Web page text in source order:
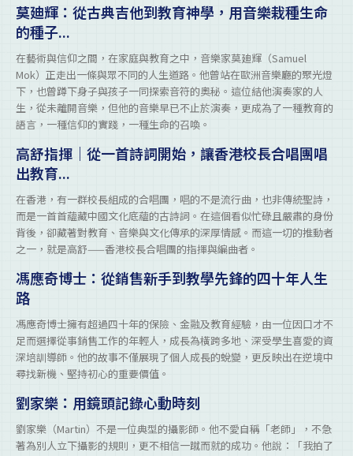
莫廸輝：從古典吉他到教育神學，用音樂栽種生命
的種子...
在藝術與信仰之間，在家庭與教育之中，音樂家莫廸輝（Samuel
Mok）正走出一條與眾不同的人生道路。他曾站在歐洲音樂廳的聚光燈
下，也曾蹲下身子與孩子一同探索音符的奧秘。這位結他演奏家的人
生，從未離開音樂，但他的音樂早已不止於演奏，更成為了一種教育的
語言，一種信仰的實踐，一種生命的召喚。
高舒指揮｜從一首詩詞開始，讓香港校長合唱團唱
出教育...
在香港，有一群校長組成的合唱團，唱的不是流行曲，也非傳統聖詩，
而是一首首蘊藏中國文化底蘊的古詩詞。在這個看似忙碌且嚴肅的身份
背後，卻藏著對教育、音樂與文化傳承的深厚情感。而這一切的推動者
之一，就是高舒——香港校長合唱團的指揮與編曲者。
馮應奇博士：從銷售新手到教學先鋒的四十年人生
路
馮應奇博士擁有超過四十年的保險、金融及教育經驗，由一位因口才不
足而選擇從事銷售工作的年輕人，成長為橫跨多地、深受學生喜愛的資
深培訓導師。他的故事不僅展現了個人成長的蛻變，更反映出在逆境中
尋找新機、堅持初心的重要價值。
劉家樂：用鏡頭記錄心動時刻
劉家樂（Martin）不是一位典型的攝影師。他不愛自稱「老師」，不急
著為別人立下攝影的規則，更不相信一蹴而就的成功。他說：「我拍了